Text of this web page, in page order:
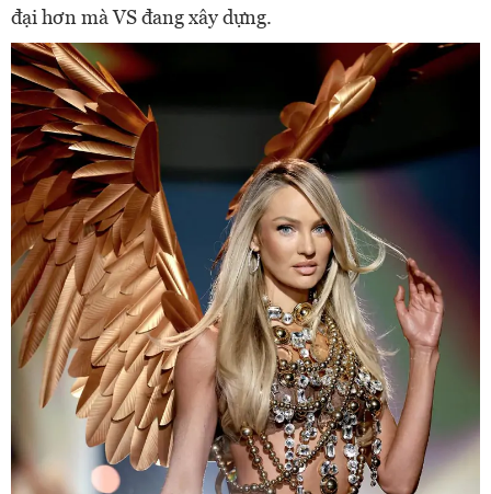
đại hơn mà VS đang xây dựng.